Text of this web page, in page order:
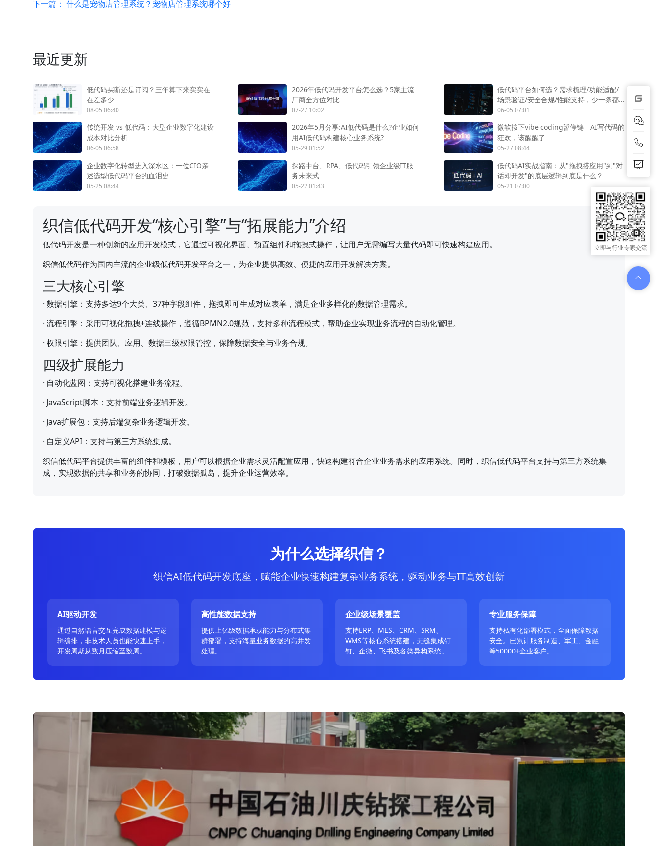
下一篇：什么是宠物店管理系统？宠物店管理系统哪个好
最近更新
低代码买断还是订阅？三年算下来实实在
在差多少
08-05 06:40
2026年低代码开发平台怎么选？5家主流
厂商全方位对比
07-27 10:02
低代码平台如何选？需求梳理/功能适配/
场景验证/安全合规/性能支持，少一条都
不行
06-05 07:01
传统开发 vs 低代码：大型企业数字化建设
成本对比分析
06-05 06:58
2026年5月分享:AI低代码是什么?企业如何
用AI低代码构建核心业务系统?
05-29 01:52
微软按下vibe coding暂停键：AI写代码的
狂欢，该醒醒了
05-27 08:44
企业数字化转型进入深水区：一位CIO亲
述选型低代码平台的血泪史
05-25 08:44
探路中台、RPA、低代码引领企业级IT服
务未来式
05-22 01:43
低代码AI实战指南：从"拖拽搭应用"到"对
话即开发"的底层逻辑到底是什么？
05-21 07:00
织信低代码开发“核心引擎”与“拓展能力”介绍
低代码开发是一种创新的应用开发模式，它通过可视化界面、预置组件和拖拽式操作，让用户无需编写大量代码即可快速构建应用。
织信低代码作为国内主流的企业级低代码开发平台之一，为企业提供高效、便捷的应用开发解决方案。
三大核心引擎
·数据引擎：支持多达9个大类、37种字段组件，拖拽即可生成对应表单，满足企业多样化的数据管理需求。
·流程引擎：采用可视化拖拽+连线操作，遵循BPMN2.0规范，支持多种流程模式，帮助企业实现业务流程的自动化管理。
·权限引擎：提供团队、应用、数据三级权限管控，保障数据安全与业务合规。
四级扩展能力
· 自动化蓝图：支持可视化搭建业务流程。
· JavaScript脚本：支持前端业务逻辑开发。
· Java扩展包：支持后端复杂业务逻辑开发。
· 自定义API：支持与第三方系统集成。
织信低代码平台提供丰富的组件和模板，用户可以根据企业需求灵活配置应用，快速构建符合企业业务需求的应用系统。同时，织信低代码平台支持与第三方系统集
成，实现数据的共享和业务的协同，打破数据孤岛，提升企业运营效率。
为什么选择织信？
织信AI低代码开发底座，赋能企业快速构建复杂业务系统，驱动业务与IT高效创新
AI驱动开发
通过自然语言交互完成数据建模与逻
辑编排，非技术人员也能快速上手，
开发周期从数月压缩至数周。
高性能数据支持
提供上亿级数据承载能力与分布式集
群部署，支持海量业务数据的高并发
处理。
企业级场景覆盖
支持ERP、MES、CRM、SRM、
WMS等核心系统搭建，无缝集成钉
钉、企微、飞书及各类异构系统。
专业服务保障
支持私有化部署模式，全面保障数据
安全。已累计服务制造、军工、金融
等50000+企业客户。
立即与行业专家交流